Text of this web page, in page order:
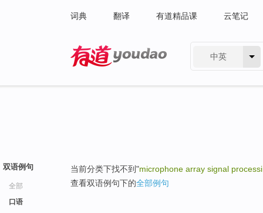
词典 翻译 有道精品课 云笔记
中英
双语例句
全部
口语
当前分类下找不到"microphone array signal
查看双语例句下的全部例句